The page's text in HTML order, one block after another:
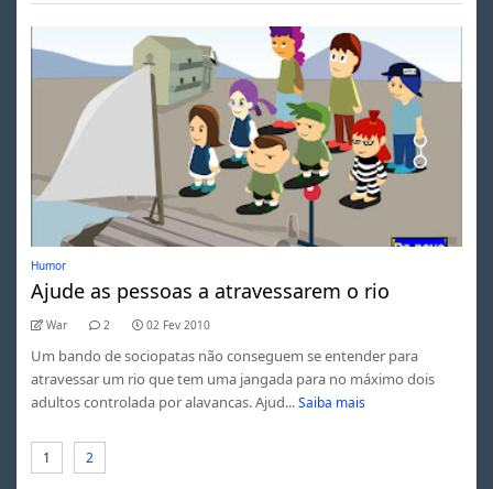
Humor
Ajude as pessoas a atravessarem o rio
War 2 02 Fev 2010
Um bando de sociopatas não conseguem se entender para
atravessar um rio que tem uma jangada para no máximo dois
adultos controlada por alavancas. Ajud... Saiba mais
1 2